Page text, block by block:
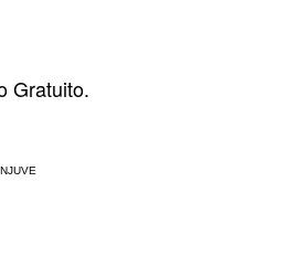
Gratuito.